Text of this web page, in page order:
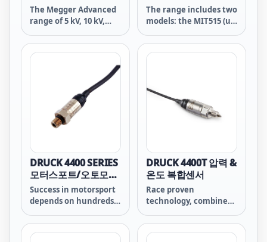
the diagnostic depth
needed for condition
assessment and
maintenance
planning.
the diagnostic depth
needed for condition
assessment and
maintenance
planning.
저항테스터
The Megger Advanced
range of 5 kV, 10 kV,
resistance testers is
ideal for engineers and
performing insulation
transformers, motors,
switchgear, and cables
in environments up to
instruments support
IR, DAR, PI, DD, SV,
ramp, and PDC (with
software), providing
the diagnostic depth
needed for condition
assessment and
maintenance
planning.
5kV 및 10kV 절연 저
항 측정기
The range includes two
models: the MIT515 (up
(up to 10 kV), both
supporting insulation
and polarisation index
(PI) testing. Megger’s
PI Predictor™ reduces
PI test duration by up
productivity when
testing multiple
phases.
DRUCK 4400 SERIES
모터스포트/오토모티
브 압력 트랜스듀서
Success in motorsport
depends on hundreds
working together
under extreme
DRUCK 4400T 압력 &
온도 복합센서
Race proven
technology, combined